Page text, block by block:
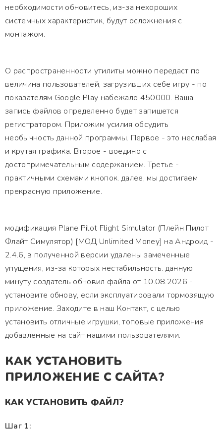
необходимости обновитесь, из-за нехороших
системных характеристик, будут осложнения с
монтажом.
О распространенности утилиты можно передаст по
величина пользователей, загрузивших себе игру - по
показателям Google Play набежало 450000. Ваша
запись файлов определенно будет запишется
регистратором. Приложим усилия обсудить
необычность данной программы. Первое - это неслабая
и крутая графика. Второе - воедино с
достопримечательным содержанием. Третье -
практичными схемами кнопок. далее, мы достигаем
прекрасную приложение.
модификация Plane Pilot Flight Simulator (Плейн Пилот
Флайт Симулятор) [МОД Unlimited Money] на Андроид -
2.4.6, в полученной версии удалены замеченные
упущения, из-за которых нестабильность. данную
минуту создатель обновил файла от 10.08.2026 -
установите обнову, если эксплуатировали тормозящую
приложение. Заходите в наш Контакт, с целью
установить отличные игрушки, топовые приложения
добавленные на сайт нашими пользователями.
КАК УСТАНОВИТЬ
ПРИЛОЖЕНИЕ С САЙТА?
КАК УСТАНОВИТЬ ФАЙЛ?
Шаг 1: